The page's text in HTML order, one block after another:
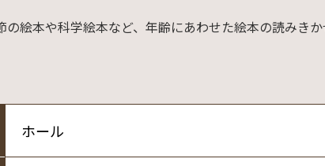
絵本や科学絵本など、年齢にあわせた絵本の読みきか
ホール